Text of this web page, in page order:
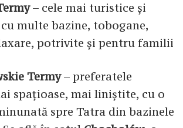
– cele mai turistice și
multe bazine, tobogane,
potrivite și pentru familii
Termy– preferatele
spațioase, mai liniștite, cu o
spre Tatra din bazinele